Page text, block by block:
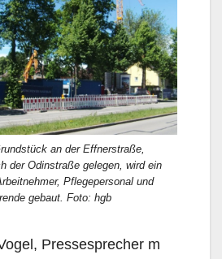
an der Effnerstraße,
der Odinstraße gelegen, wird ein
Pflegepersonal und
gebaut. Foto: hgb
Pressesprecher m